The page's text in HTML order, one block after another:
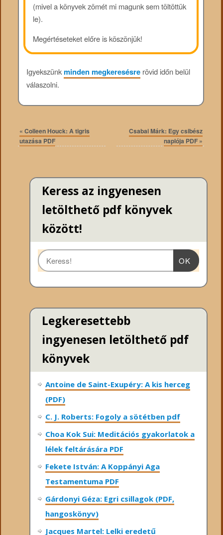
(mivel a könyvek zömét mi magunk sem töltöttük
le).
Megértéseteket előre is köszönjük!
Igyekszünkminden megkeresésrerövid időn belül
válaszolni.
« Colleen Houck: A tigris
utazása PDF
Csabai Márk: Egy csibész
naplója PDF »
Keress az ingyenesen
letölthető pdf könyvek
között!
OK
Legkeresettebb
ingyenesen letölthető pdf
könyvek
Antoine de Saint-Exupéry: A kis herceg
(PDF)
C. J. Roberts: Fogoly a sötétben pdf
Choa Kok Sui: Meditációs gyakorlatok a
lélek feltárására PDF
Fekete István: A Koppányi Aga
Testamentuma PDF
Gárdonyi Géza: Egri csillagok (PDF,
hangoskönyv)
Jacques Martel: Lelki eredetű